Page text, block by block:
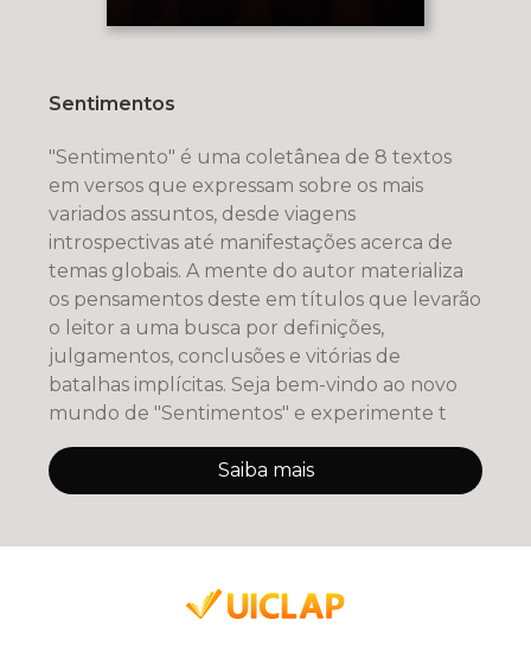
Sentimentos
"Sentimento" é uma coletânea de 8 textos
em versos que expressam sobre os mais
variados assuntos, desde viagens
introspectivas até manifestações acerca de
temas globais. A mente do autor materializa
os pensamentos deste em títulos que levarão
o leitor a uma busca por definições,
julgamentos, conclusões e vitórias de
batalhas implícitas. Seja bem-vindo ao novo
mundo de "Sentimentos" e experimente t
Saiba mais